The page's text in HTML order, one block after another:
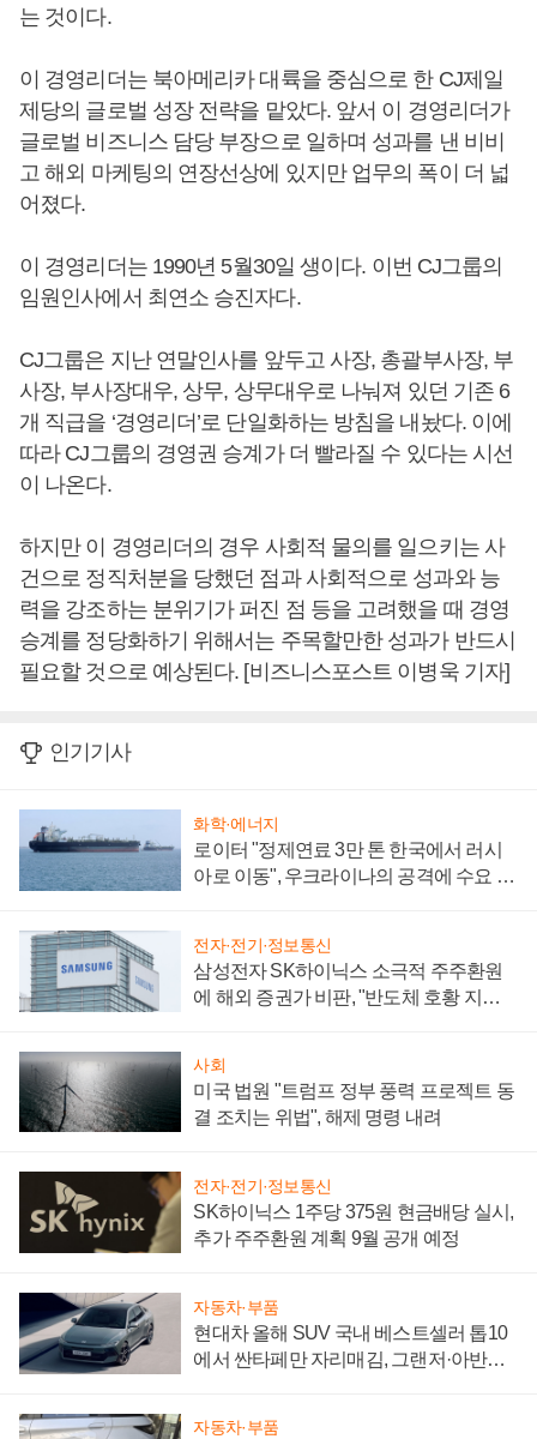
는 것이다.
이 경영리더는 북아메리카 대륙을 중심으로 한 CJ제일
제당의 글로벌 성장 전략을 맡았다. 앞서 이 경영리더가
글로벌 비즈니스 담당 부장으로 일하며 성과를 낸 비비
고 해외 마케팅의 연장선상에 있지만 업무의 폭이 더 넓
어졌다.
이 경영리더는 1990년 5월30일 생이다. 이번 CJ그룹의
임원인사에서 최연소 승진자다.
CJ그룹은 지난 연말인사를 앞두고 사장, 총괄부사장, 부
사장, 부사장대우, 상무, 상무대우로 나눠져 있던 기존 6
개 직급을 ‘경영리더’로 단일화하는 방침을 내놨다. 이에
따라 CJ그룹의 경영권 승계가 더 빨라질 수 있다는 시선
이 나온다.
하지만 이 경영리더의 경우 사회적 물의를 일으키는 사
건으로 정직처분을 당했던 점과 사회적으로 성과와 능
력을 강조하는 분위기가 퍼진 점 등을 고려했을 때 경영
승계를 정당화하기 위해서는 주목할만한 성과가 반드시
필요할 것으로 예상된다. [비즈니스포스트 이병욱 기자]
인기기사
화학·에너지
로이터 "정제연료 3만 톤 한국에서 러시
아로 이동", 우크라이나의 공격에 수요 늘
전자·전기·정보통신
삼성전자 SK하이닉스 소극적 주주환원
에 해외 증권가 비판, "반도체 호황 지속
사회
미국 법원 "트럼프 정부 풍력 프로젝트 동
결 조치는 위법", 해제 명령 내려
전자·전기·정보통신
SK하이닉스 1주당 375원 현금배당 실시,
추가 주주환원 계획 9월 공개 예정
자동차·부품
현대차 올해 SUV 국내 베스트셀러 톱10
에서 싼타페만 자리매김, 그랜저·아반떼
자동차·부품